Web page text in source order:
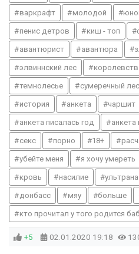
варкрафт молодой
пенис детров киш - топ
авантюрист авантюра
элвиннский лес
темнолесье сумеречный лес
история анкета чаршит
анкета писалась год анкета
секс порно 18+
убейте меня я хочу умереть
кровь насилие
донбасс мяу больше
кто прочитал у того родится
+5 02.01.2020 19:18